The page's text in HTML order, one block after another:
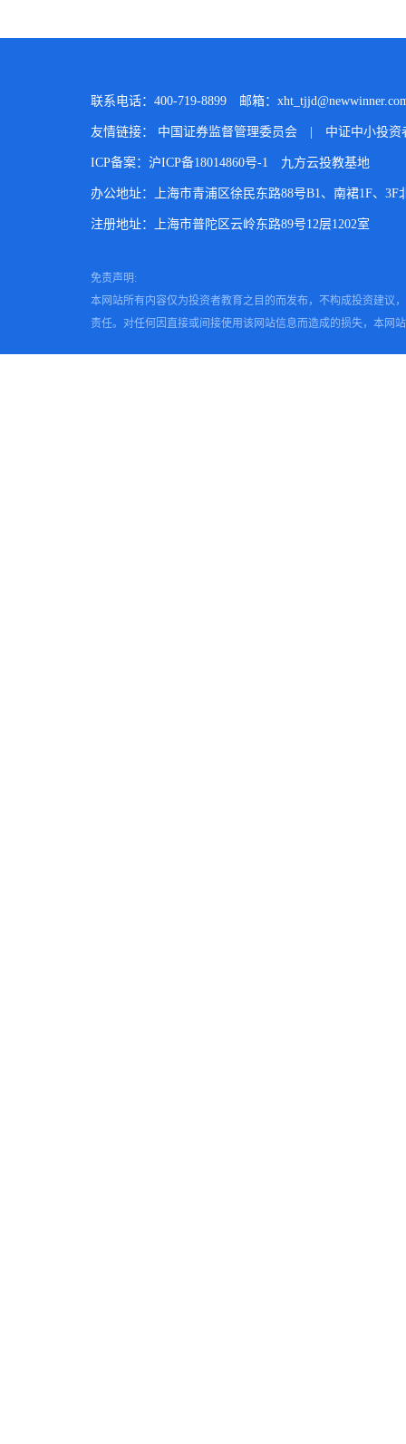
联系电话：400-719-8899 邮箱：
友情链接： 中国证券监督管理委员会 中证中小投资
ICP备案：沪ICP备18014860号-1 九方云投教基地
办公地址：上海市青浦区徐民东路88号B1、南裙1F、3F
注册地址：上海市普陀区云岭东路89号12层1202室
免责声明:
本网站所有内容仅为投资者教育之目的而发布，不构成投资建议
责任。对任何因直接或间接使用该网站信息而造成的损失，本网